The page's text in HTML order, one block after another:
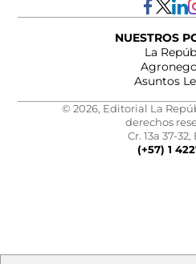
NUESTROS
La
Asuntos
© 2026, Editorial La
derechos
Cr. 13a 37-
(+57) 1